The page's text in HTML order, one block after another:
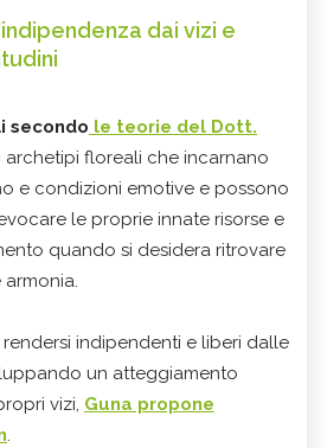
dai vizi e
secondo le teorie del Dott.
archetipi floreali che incarnano
e condizioni emotive e possono
le proprie innate risorse e
quando si desidera ritrovare
indipendenti e liberi dalle
un atteggiamento
vizi, Guna propone
.